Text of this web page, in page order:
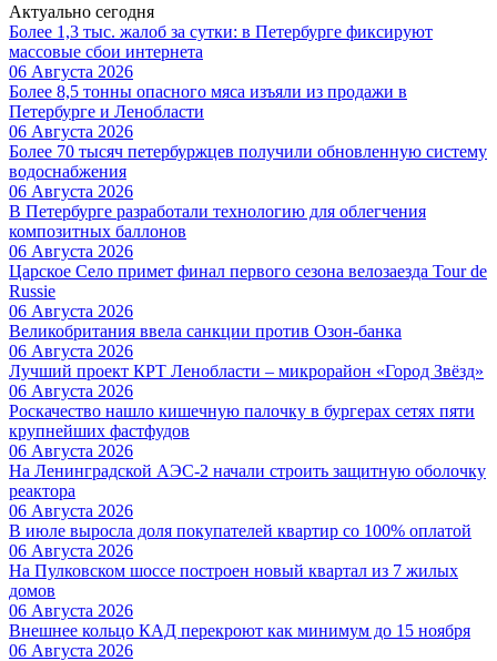
Актуально сегодня
Более 1,3 тыс. жалоб за сутки: в Петербурге фиксируют
массовые сбои интернета
06 Августа 2026
Более 8,5 тонны опасного мяса изъяли из продажи в
Петербурге и Ленобласти
06 Августа 2026
Более 70 тысяч петербуржцев получили обновленную систему
водоснабжения
06 Августа 2026
В Петербурге разработали технологию для облегчения
композитных баллонов
06 Августа 2026
Царское Село примет финал первого сезона велозаезда Tour de
Russie
06 Августа 2026
Великобритания ввела санкции против Озон-банка
06 Августа 2026
Лучший проект КРТ Ленобласти – микрорайон «Город Звёзд»
06 Августа 2026
Роскачество нашло кишечную палочку в бургерах сетях пяти
крупнейших фастфудов
06 Августа 2026
На Ленинградской АЭС-2 начали строить защитную оболочку
реактора
06 Августа 2026
В июле выросла доля покупателей квартир со 100% оплатой
06 Августа 2026
На Пулковском шоссе построен новый квартал из 7 жилых
домов
06 Августа 2026
Внешнее кольцо КАД перекроют как минимум до 15 ноября
06 Августа 2026